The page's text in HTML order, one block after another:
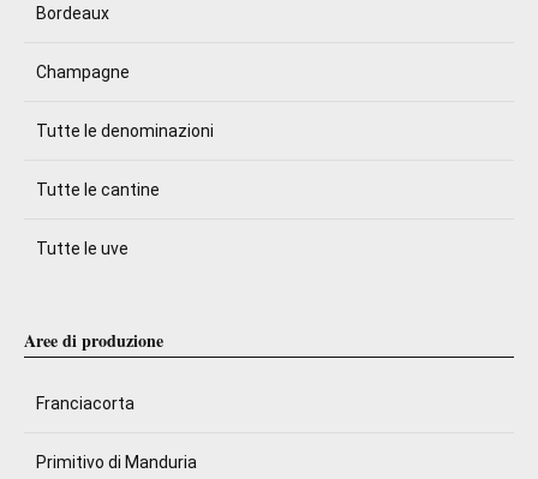
Bordeaux
Champagne
Tutte le denominazioni
Tutte le cantine
Tutte le uve
Aree di produzione
Franciacorta
Primitivo di Manduria